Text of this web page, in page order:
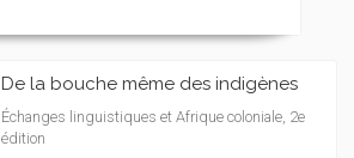
De la bouche même des indigènes
Échanges linguistiques et Afrique coloniale, 2e
édition